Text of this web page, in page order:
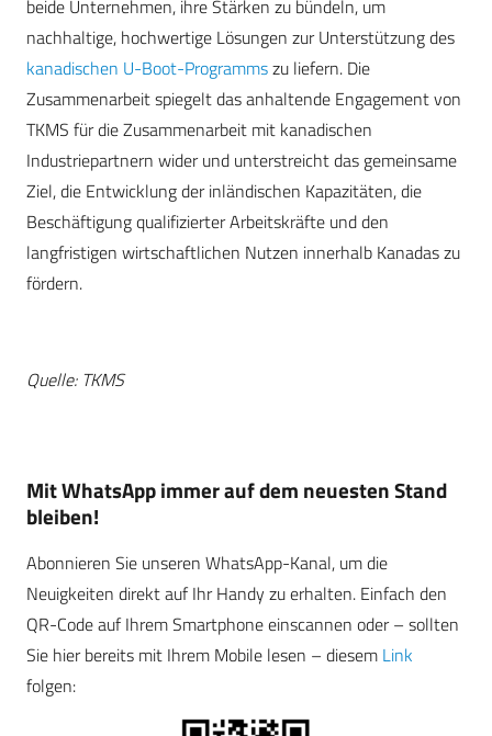
beide Unternehmen, ihre Stärken zu bündeln, um
nachhaltige, hochwertige Lösungen zur Unterstützung des
kanadischen U-Boot-Programmszu liefern. Die
Zusammenarbeit spiegelt das anhaltende Engagement von
TKMS für die Zusammenarbeit mit kanadischen
Industriepartnern wider und unterstreicht das gemeinsame
Ziel, die Entwicklung der inländischen Kapazitäten, die
Beschäftigung qualifizierter Arbeitskräfte und den
langfristigen wirtschaftlichen Nutzen innerhalb Kanadas zu
fördern.
Quelle: TKMS
Mit WhatsApp immer auf dem neuesten Stand
bleiben!
Abonnieren Sie unseren WhatsApp-Kanal, um die
Neuigkeiten direkt auf Ihr Handy zu erhalten. Einfach den
QR-Code auf Ihrem Smartphone einscannen oder – sollten
Sie hier bereits mit Ihrem Mobile lesen – diesem Link
folgen: